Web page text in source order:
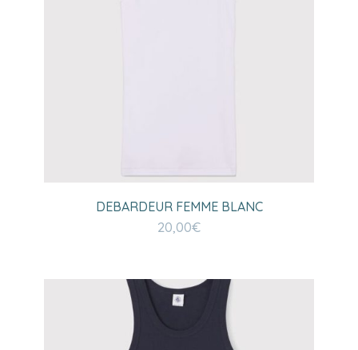
DEBARDEUR FEMME BLANC
20,00€